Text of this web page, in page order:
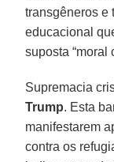
transgêneros e
educacional
suposta “moral
Supremacia
Trump. Esta
manifestarem
contra os